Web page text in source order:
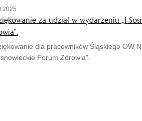
za udział w wydarzeniu „I
dla pracowników Śląskiego OW
Forum Zdrowia”.